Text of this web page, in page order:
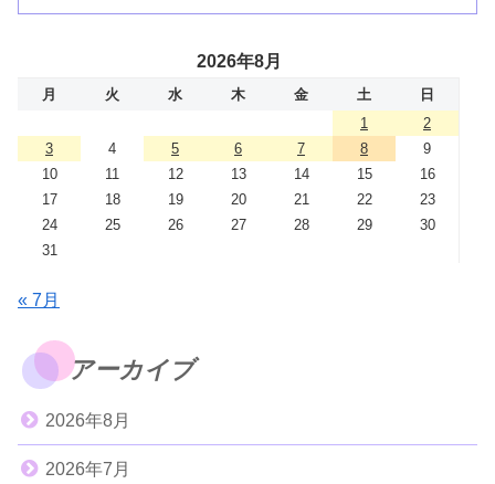
2026年8月
月 火 水 木 金 土
日
1
2
3
4 5 6 7 8
9
10
11 12 13 14 15
16
17
18 19 20 21 22
23
24
25 26 27 28 29
30
31
« 7月
アーカイブ
2026年8月
2026年7月